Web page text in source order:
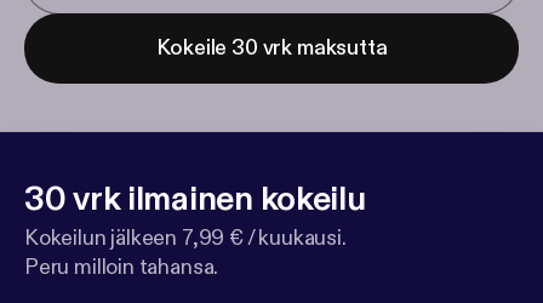
Kokeile 30 vrk maksutta
30 vrk ilmainen kokeilu
Kokeilun jälkeen 7,99 € / kuukausi.
Peru milloin tahansa.